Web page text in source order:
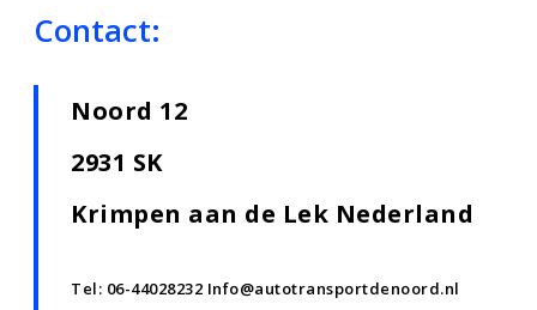
Contact:
Noord 12
2931 SK
Krimpen aan de Lek Nederland
Tel: 06-44028232 Info@autotransportdenoord.nl